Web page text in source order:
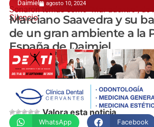
Daimiel agosto 10, 2024
Sonaron temas como "Mar adentro", de
Silencio
Marciano Saavedra y su
de un gran ambiente a la
España de Daimiel
manchainformacion.com
Valora esta noticia
WhatsApp Facebook